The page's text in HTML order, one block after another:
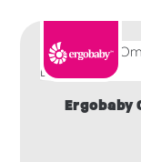
Ergobaby